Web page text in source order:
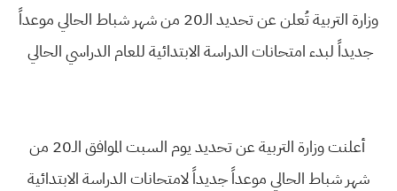
وزارة التربية تُعلن عن تحديد الـ20 من شهر شباط الحالي موعداً
جديداً لبدء امتحانات الدراسة الابتدائية للعام الدراسي الحالي
أعلنت وزارة التربية عن تحديد يوم السبت الموافق الـ20 من
شهر شباط الحالي موعداً جديداً لامتحانات الدراسة الابتدائية